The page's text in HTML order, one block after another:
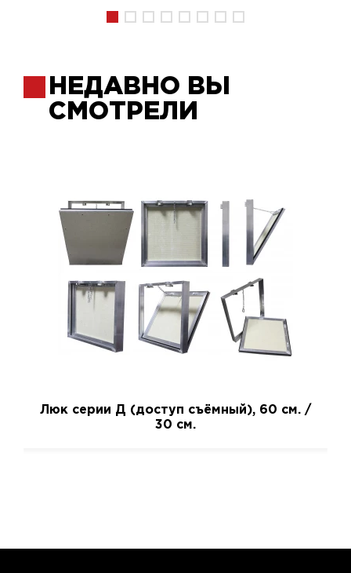
НЕДАВНО ВЫ
СМОТРЕЛИ
Люк серии Д (доступ съёмный), 60 см. /
30 см.